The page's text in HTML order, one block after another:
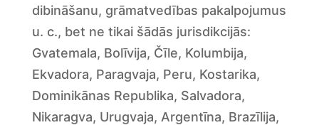
dibināšanu, grāmatvedības pakalpojumus
u. c., bet ne tikai šādās jurisdikcijās:
Gvatemala, Bolīvija, Čīle, Kolumbija,
Ekvadora, Paragvaja, Peru, Kostarika,
Dominikānas Republika, Salvadora,
Nikaragva, Urugvaja, Argentīna, Brazīlija,